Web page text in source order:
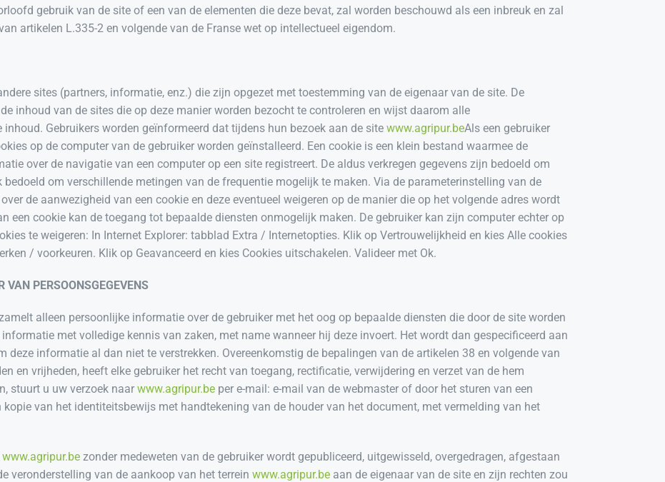
gebruik van de site of een van de elementen die deze bevat, zal worden beschouwd als een inbreuk en zal
artikelen L.335-2 en volgende van de Franse wet op intellectueel eigendom.
sites (partners, informatie, enz.) die zijn opgezet met toestemming van de eigenaar van de site. De
inhoud van de sites die op deze manier worden bezocht te controleren en wijst daarom alle
Gebruikers worden geïnformeerd dat tijdens hun bezoek aan de site www.agripur.beAls een gebruiker
op de computer van de gebruiker worden geïnstalleerd. Een cookie is een klein bestand waarmee de
over de navigatie van een computer op een site registreert. De aldus verkregen gegevens zijn bedoeld om
om verschillende metingen van de frequentie mogelijk te maken. Via de parameterinstelling van de
de aanwezigheid van een cookie en deze eventueel weigeren op de manier die op het volgende adres wordt
een cookie kan de toegang tot bepaalde diensten onmogelijk maken. De gebruiker kan zijn computer echter op
te weigeren: In Internet Explorer: tabblad Extra / Internetopties. Klik op Vertrouwelijkheid en kies Alle cookies
/ voorkeuren. Klik op Geavanceerd en kies Cookies uitschakelen. Valideer met Ok.
VAN PERSOONSGEGEVENS
alleen persoonlijke informatie over de gebruiker met het oog op bepaalde diensten die door de site worden
informatie met volledige kennis van zaken, met name wanneer hij deze invoert. Het wordt dan gespecificeerd aan
deze informatie al dan niet te verstrekken. Overeenkomstig de bepalingen van de artikelen 38 en volgende van
en vrijheden, heeft elke gebruiker het recht van toegang, rectificatie, verwijdering en verzet van de hem
stuurt u uw verzoek naar www.agripur.be per e-mail: e-mail van de webmaster of door het sturen van een
van het identiteitsbewijs met handtekening van de houder van het document, met vermelding van het
www.agripur.be zonder medeweten van de gebruiker wordt gepubliceerd, uitgewisseld, overgedragen, afgestaan
veronderstelling van de aankoop van het terrein www.agripur.be aan de eigenaar van de site en zijn rechten zou